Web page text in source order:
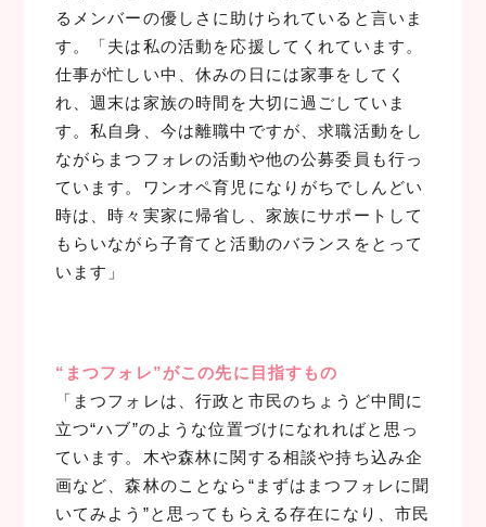
るメンバーの優しさに助けられていると言いま
す。「夫は私の活動を応援してくれています。
仕事が忙しい中、休みの日には家事をしてく
れ、週末は家族の時間を大切に過ごしていま
す。私自身、今は離職中ですが、求職活動をし
ながらまつフォレの活動や他の公募委員も行っ
ています。ワンオペ育児になりがちでしんどい
時は、時々実家に帰省し、家族にサポートして
もらいながら子育てと活動のバランスをとって
います」
“まつフォレ”がこの先に目指すもの
「まつフォレは、行政と市民のちょうど中間に
立つ“ハブ”のような位置づけになれればと思っ
ています。木や森林に関する相談や持ち込み企
画など、森林のことなら“まずはまつフォレに聞
いてみよう”と思ってもらえる存在になり、市民